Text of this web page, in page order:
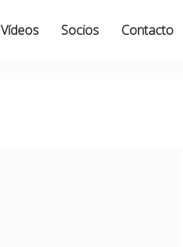
Vídeos Socios Contacto